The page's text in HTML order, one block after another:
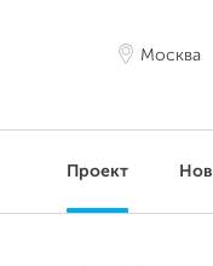
Москва
Проект